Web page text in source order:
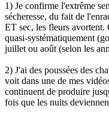
1) Je confirme l'extrême
sécheresse, du fait de
ET sec, les fleurs avortent.
quasi-systématiquement
juillet ou août (selon les
2) J'ai des poussées des
voit dans une de mes
continuent de produire
fois que les nuits